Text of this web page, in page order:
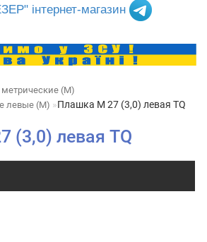
інтернет-магазин
(М)
левые (М)
Плашка М 27 (3,0) левая TQ
(3,0) левая TQ